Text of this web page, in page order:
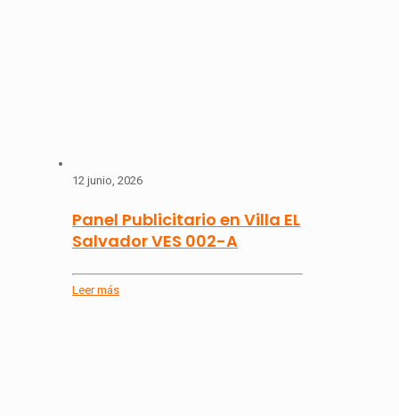
12 junio, 2026
Panel Publicitario en Villa EL
Salvador VES 002-A
Leer más